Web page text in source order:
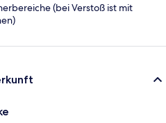
(bei Verstoß ist mit